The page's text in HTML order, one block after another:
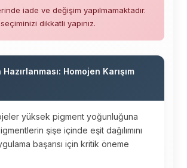
iade ve değişim yapılmamaktadır.
dikkatli yapınız.
Homojen Karışım
yüksek pigment yoğunluğuna
şişe içinde eşit dağılımını
başarısı için kritik öneme